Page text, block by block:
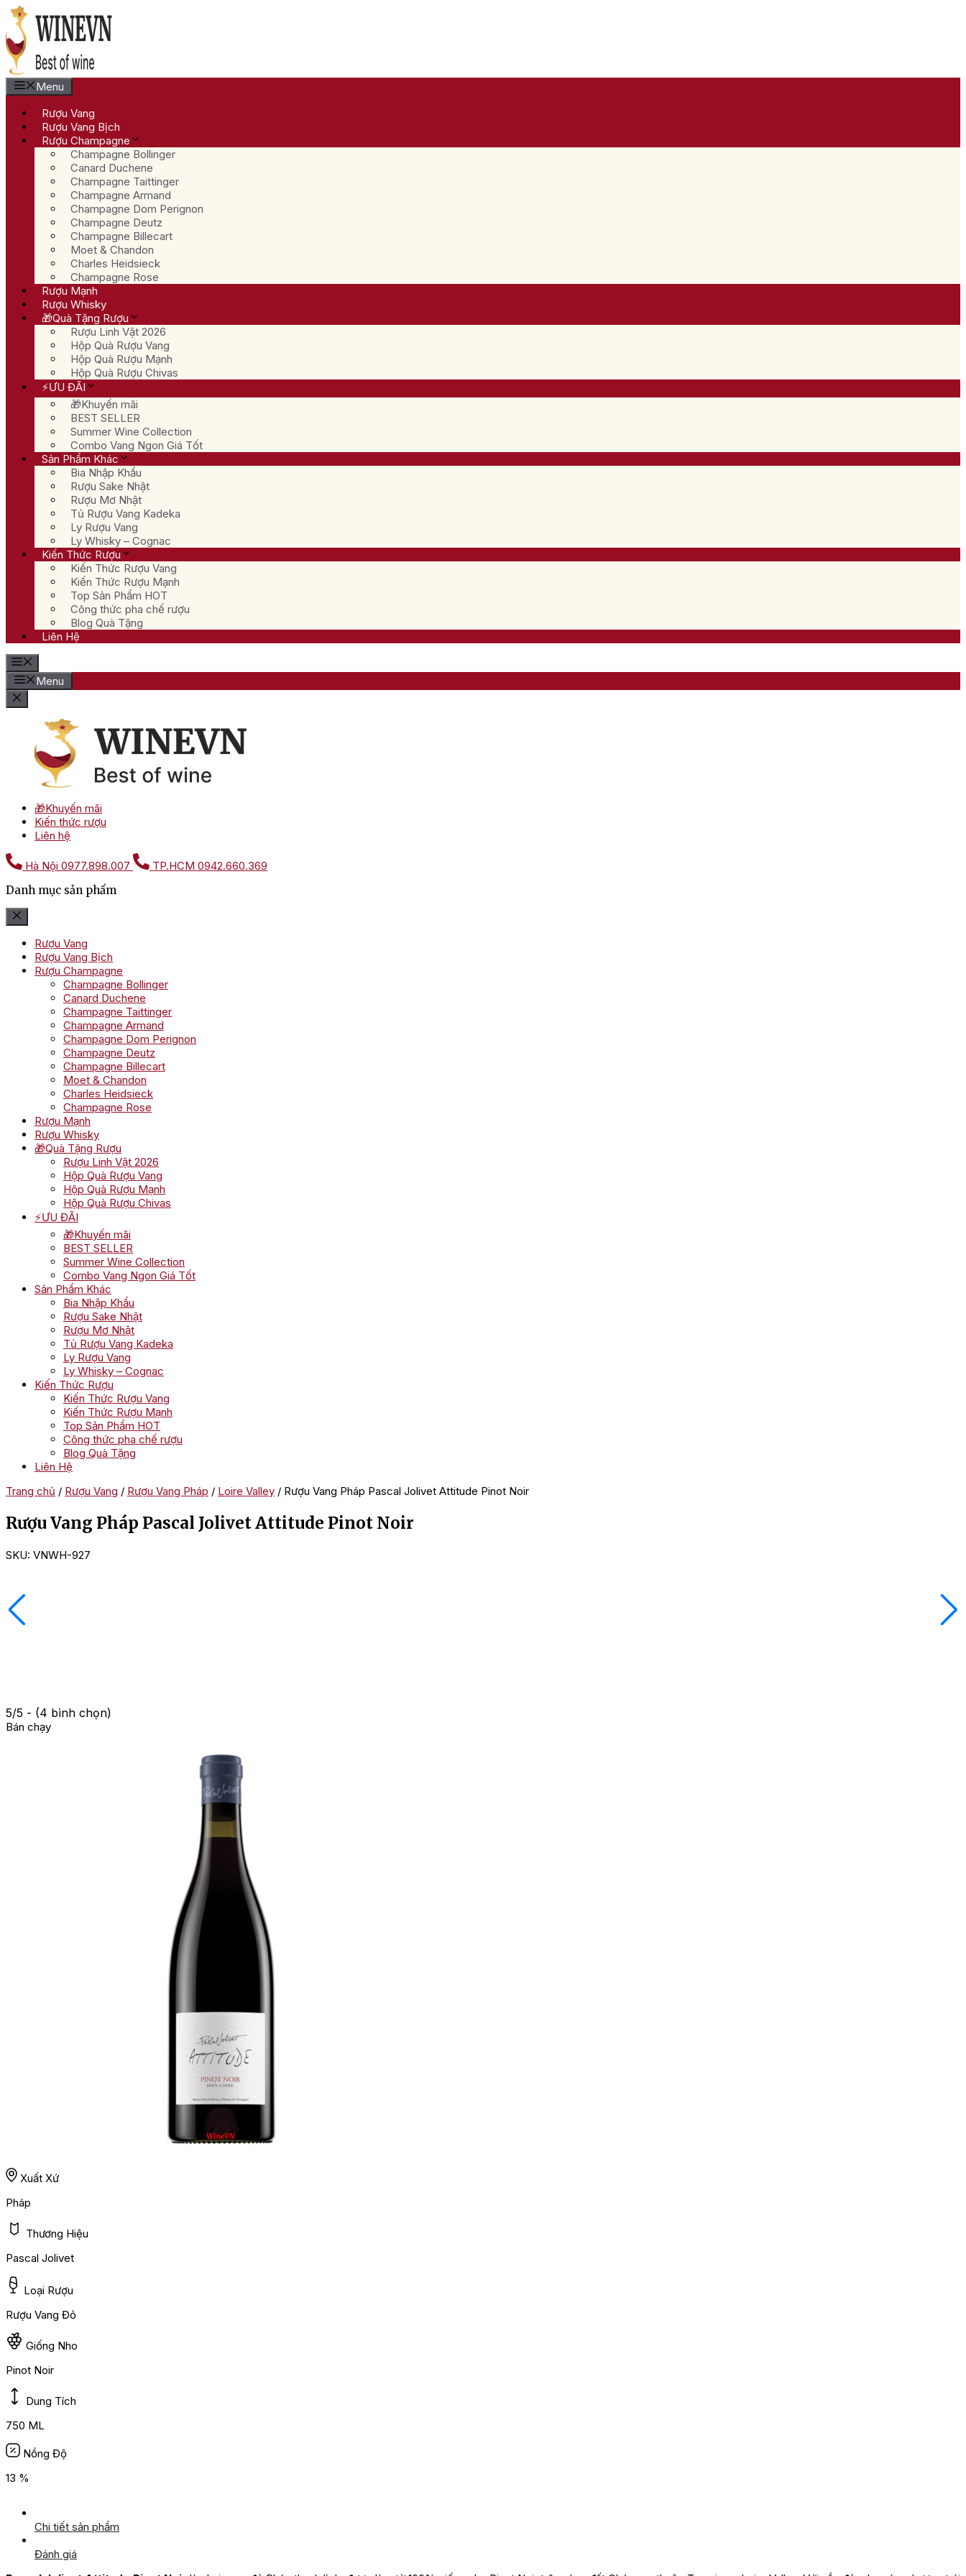
Chuyển
đến
nội
dung
Menu
Rượu Vang
Rượu Vang Bịch
Rượu Champagne
Champagne Bollinger
Canard Duchene
Champagne Taittinger
Champagne Armand
Champagne Dom Perignon
Champagne Deutz
Champagne Billecart
Moet & Chandon
Charles Heidsieck
Champagne Rose
Rượu Mạnh
Rượu Whisky
🎁Quà Tặng Rượu
Rượu Linh Vật 2026
Hộp Quà Rượu Vang
Hộp Quà Rượu Mạnh
Hộp Quà Rượu Chivas
⚡ƯU ĐÃI
🎁Khuyến mãi
BEST SELLER
Summer Wine Collection
Combo Vang Ngon Giá Tốt
Sản Phẩm Khác
Bia Nhập Khẩu
Rượu Sake Nhật
Rượu Mơ Nhật
Tủ Rượu Vang Kadeka
Ly Rượu Vang
Ly Whisky – Cognac
Kiến Thức Rượu
Kiến Thức Rượu Vang
Kiến Thức Rượu Mạnh
Top Sản Phẩm HOT
Công thức pha chế rượu
Blog Quà Tặng
Liên Hệ
Menu
🎁Khuyến mãi
Kiến thức rượu
Liên hệ
Hà Nội 0977.898.007 TP.HCM 0942.660.369
Danh mục sản phẩm
Rượu Vang
Rượu Vang Bịch
Rượu Champagne
Champagne Bollinger
Canard Duchene
Champagne Taittinger
Champagne Armand
Champagne Dom Perignon
Champagne Deutz
Champagne Billecart
Moet & Chandon
Charles Heidsieck
Champagne Rose
Rượu Mạnh
Rượu Whisky
🎁Quà Tặng Rượu
Rượu Linh Vật 2026
Hộp Quà Rượu Vang
Hộp Quà Rượu Mạnh
Hộp Quà Rượu Chivas
⚡ƯU ĐÃI
🎁Khuyến mãi
BEST SELLER
Summer Wine Collection
Combo Vang Ngon Giá Tốt
Sản Phẩm Khác
Bia Nhập Khẩu
Rượu Sake Nhật
Rượu Mơ Nhật
Tủ Rượu Vang Kadeka
Ly Rượu Vang
Ly Whisky – Cognac
Kiến Thức Rượu
Kiến Thức Rượu Vang
Kiến Thức Rượu Mạnh
Top Sản Phẩm HOT
Công thức pha chế rượu
Blog Quà Tặng
Liên Hệ
Trang chủ / Rượu Vang / Rượu Vang Pháp / Loire Valley / Rượu Vang Pháp Pascal Jolivet Attitude Pinot Noir
Rượu Vang Pháp Pascal Jolivet Attitude Pinot Noir
SKU: VNWH-927
5/5 - (4 bình chọn)
Bán chạy
Xuất Xứ
Pháp
Thương Hiệu
Pascal Jolivet
Loại Rượu
Rượu Vang Đỏ
Giống Nho
Pinot Noir
Dung Tích
750 ML
Nồng Độ
13 %
Chi tiết sản phẩm
Đánh giá